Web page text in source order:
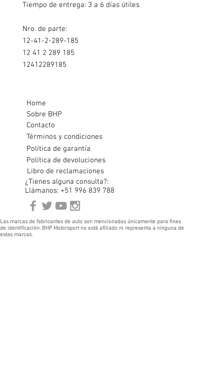
Tiempo de entrega: 3 a 6 días útiles
Nro. de parte:
12-41-2-289-185
12 41 2 289 185
12412289185
Home
Sobre BHP
Contacto
Términos y condiciones
Política de garantía
Política de devoluciones
Libro de reclamaciones
¿Tienes alguna consulta?:
Llámanos: +51 996 839 788
Las marcas de fabricantes de auto son mencionadas únicamente para fines
de identificación. BHP Motorsport no está afiliado ni representa a ninguna de
estas marcas.